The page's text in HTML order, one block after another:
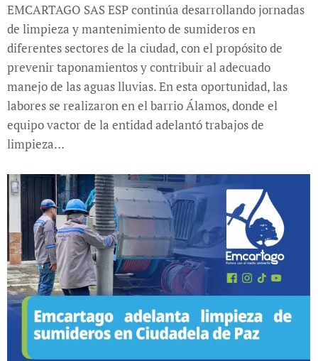
EMCARTAGO SAS ESP continúa desarrollando jornadas
de limpieza y mantenimiento de sumideros en
diferentes sectores de la ciudad, con el propósito de
prevenir taponamientos y contribuir al adecuado
manejo de las aguas lluvias. En esta oportunidad, las
labores se realizaron en el barrio Álamos, donde el
equipo vactor de la entidad adelantó trabajos de
limpieza…